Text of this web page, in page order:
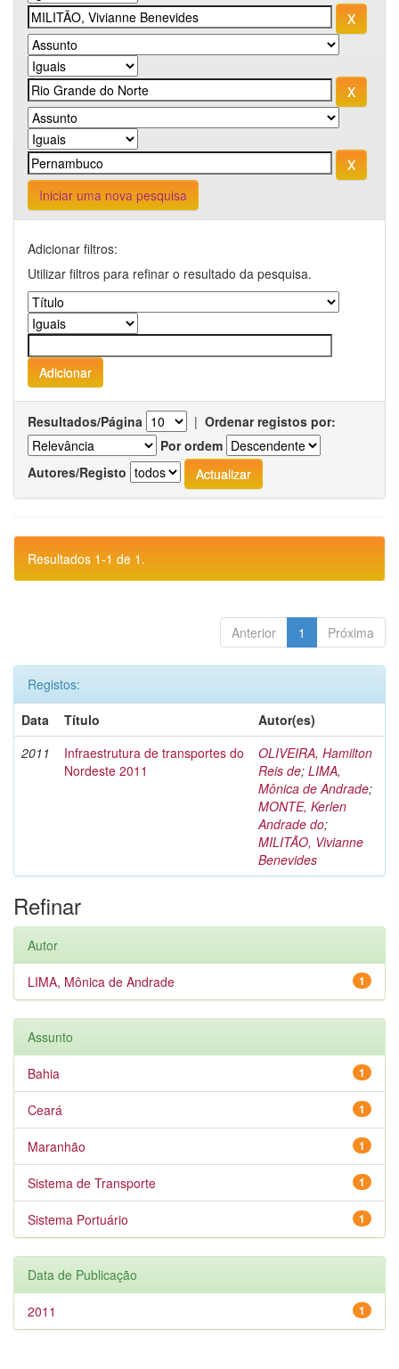
Iniciar uma nova pesquisa
Adicionar filtros:
Utilizar filtros para refinar o resultado da pesquisa.
Resultados/Página | Ordenar registos por:
Por ordem
Autores/Registo
Resultados 1-1 de 1.
Anterior 1 Próxima
Registos:
Data
Título
Autor(es)
2011
Infraestrutura de transportes do
Nordeste 2011
OLIVEIRA, Hamilton
Reis de; LIMA,
Mônica de Andrade;
MONTE, Kerlen
Andrade do;
MILITÃO, Vivianne
Benevides
Refinar
Autor
1
LIMA, Mônica de Andrade
Assunto
1
Bahia
1
Ceará
1
Maranhão
1
Sistema de Transporte
1
Sistema Portuário
Data de Publicação
1
2011